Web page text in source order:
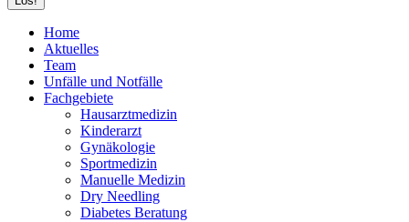
Home
Aktuelles
Team
Unfälle und Notfälle
Fachgebiete
Hausarztmedizin
Kinderarzt
Gynäkologie
Sportmedizin
Manuelle Medizin
Dry Needling
Diabetes Beratung